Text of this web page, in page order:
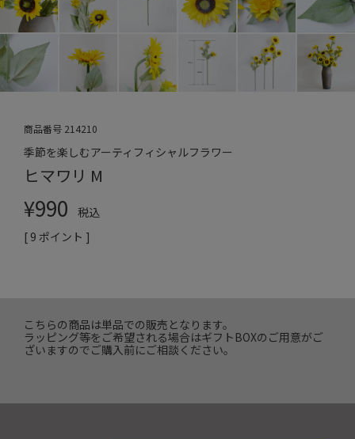
商品番号 214210
季節を楽しむアーティフィシャルフラワー
ヒマワリ M
¥990
税込
[ 9 ポイント ]
こちらの商品は単品での販売となります。
ラッピング等をご希望される場合はギフトBOXのご用意がご
ざいますのでご購入前にご相談ください。